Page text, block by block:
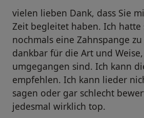
vielen lieben Dank, dass Sie
Zeit begleitet haben. Ich hatte
nochmals eine Zahnspange
dankbar für die Art und
umgegangen sind. Ich kann
empfehlen. Ich kann lieder
sagen oder gar schlecht
jedesmal wirklich top.